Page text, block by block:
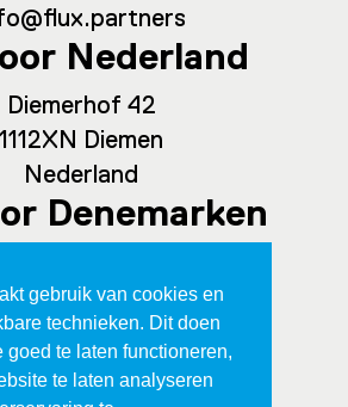
gebruik van cookies en
technieken. Dit doen
goed te laten functioneren,
te laten analyseren
Nederland
Diemerhof 42
1112XN Diemen
Nederland
Denemarken
209
Kopenhagen
Denemarken